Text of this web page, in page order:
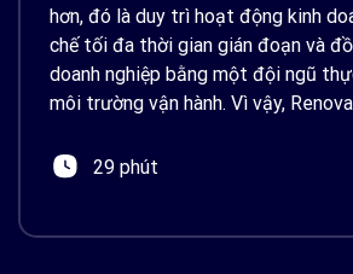
hơn, đó là duy trì hoạt động kinh
chế tối đa thời gian gián đoạn và
doanh nghiệp bằng một đội ngũ
môi trường vận hành. Vì vậy,
29 phút